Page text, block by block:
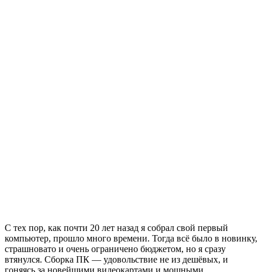
С тех пор, как почти 20 лет назад я собрал свой первый
компьютер, прошло много времени. Тогда всё было в новинку,
страшновато и очень ограничено бюджетом, но я сразу
втянулся. Сборка ПК — удовольствие не из дешёвых, и
гоняясь за новейшими видеокартами и мощными